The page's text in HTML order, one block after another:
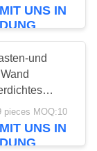
UNS IN
und
erster Hilfe
pieces MOQ:10
UNS IN